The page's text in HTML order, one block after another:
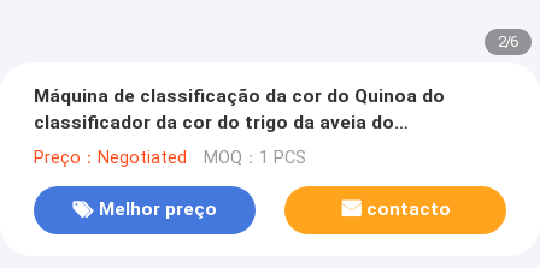
2/6
Máquina de classificação da cor do Quinoa do
classificador da cor do trigo da aveia do
classificador da cor do trigo mourisco
Preço：Negotiated MOQ：1 PCS
Melhor preço contacto